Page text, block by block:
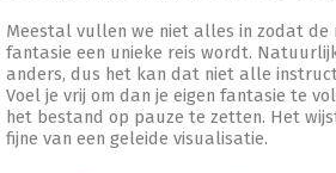
Meestal vullen we niet alles in zodat de
fantasie een unieke reis wordt.
anders, dus het kan dat niet alle
Voel je vrij om dan je eigen fantasie te
het bestand op pauze te zetten. Het
fijne van een geleide visualisatie.